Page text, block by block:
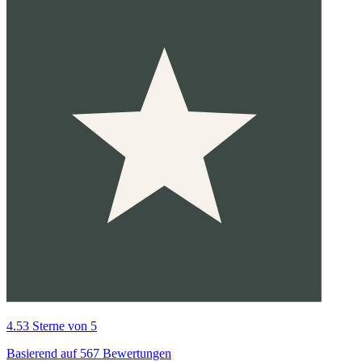
4.53 Sterne von 5
Basierend auf 567 Bewertungen